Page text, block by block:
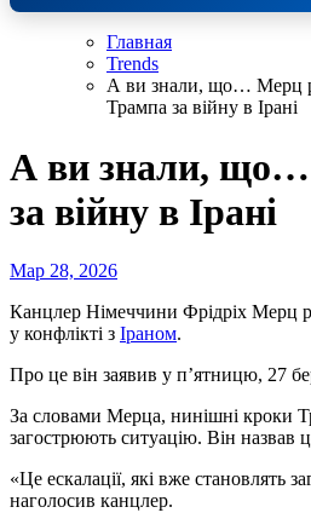
Главная
Trends
А ви знали, що… Мерц
Трампа за війну в Ірані
А ви знали, що…
за війну в Ірані
Мар 28, 2026
Канцлер Німеччини Фрідріх Мерц різко розкритикував дії президента Сполучених Штатів Дональда Трампа
у конфлікті з Іраном.
Про це він заявив у п’ятницю, 27
За словами Мерца, нинішні кроки
загострюють ситуацію. Він назвав
«Це ескалації, які вже становлять
наголосив канцлер.